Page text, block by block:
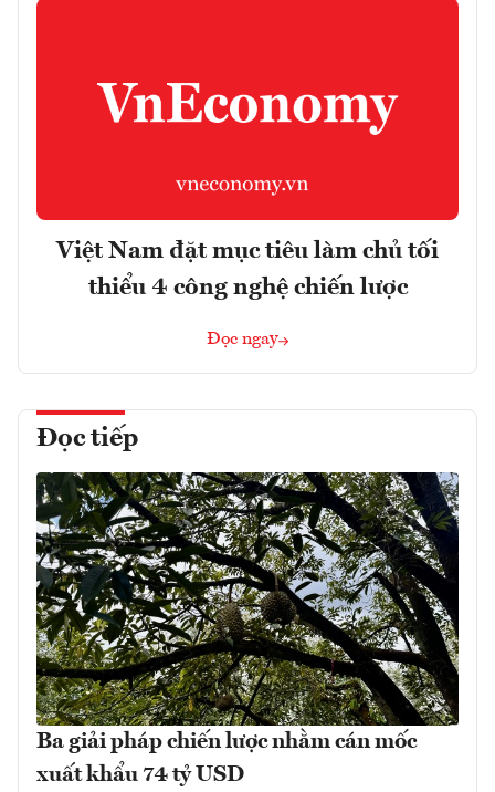
Việt Nam đặt mục tiêu làm chủ tối
thiểu 4 công nghệ chiến lược
Đọc ngay
Đọc tiếp
Ba giải pháp chiến lược nhằm cán mốc
xuất khẩu 74 tỷ USD